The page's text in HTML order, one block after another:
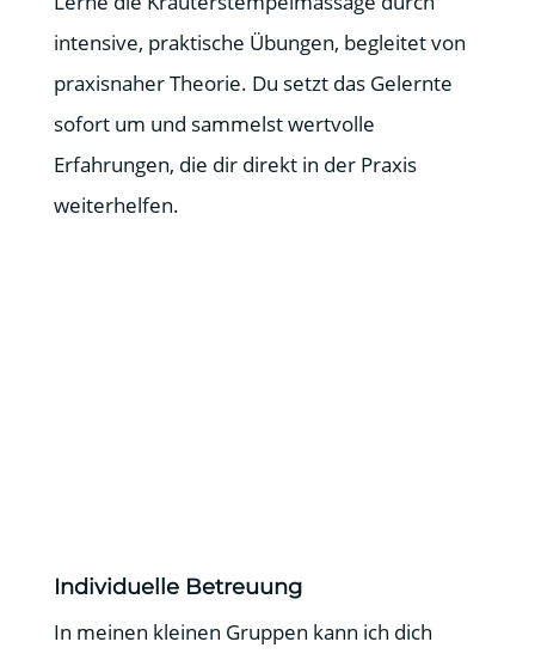
intensive, praktische Übungen, begleitet von
praxisnaher Theorie. Du setzt das Gelernte
sofort um und sammelst wertvolle
Erfahrungen, die dir direkt in der Praxis
weiterhelfen.
Individuelle Betreuung
In meinen kleinen Gruppen kann ich dich